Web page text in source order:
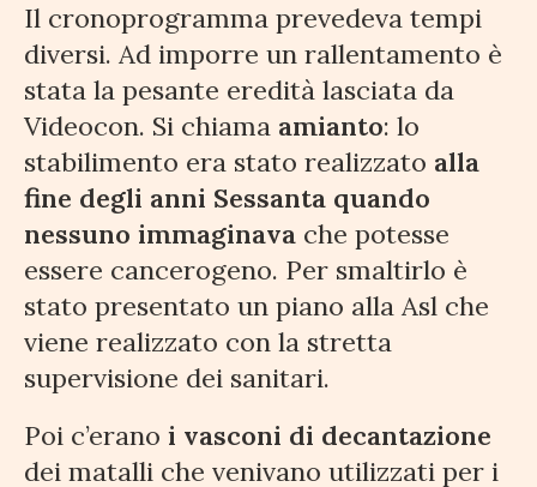
Il cronoprogramma prevedeva tempi
diversi. Ad imporre un rallentamento è
stata la pesante eredità lasciata da
Videocon. Si chiama amianto: lo
stabilimento era stato realizzato alla
fine degli anni Sessanta quando
nessuno immaginava che potesse
essere cancerogeno. Per smaltirlo è
stato presentato un piano alla Asl che
viene realizzato con la stretta
supervisione dei sanitari.
Poi c’erano i vasconi di decantazione
dei matalli che venivano utilizzati per i